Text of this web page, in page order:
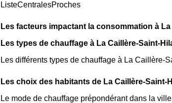
ListeCentralesProches
Les facteurs impactant la consommation à
Les types de chauffage à La Caillère-Saint-
Les différents types de chauffage à La Caillère-
Les choix des habitants de La Caillère-
Le mode de chauffage prépondérant dans la